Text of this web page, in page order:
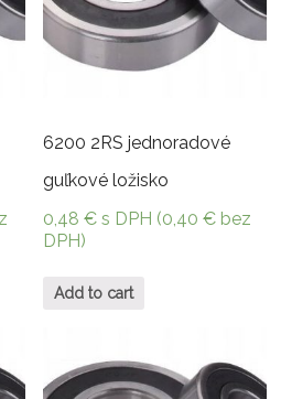
6200 2RS jednoradové
guľkové ložisko
0,48€ s DPH (0,40€ bez
DPH)
Add to cart